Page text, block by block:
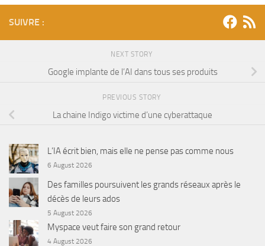
SUIVRE :
NEXT STORY
Google implante de l’AI dans tous ses produits
PREVIOUS STORY
La chaine Indigo victime d’une cyberattaque
L’IA écrit bien, mais elle ne pense pas comme nous
6 August 2026
Des familles poursuivent les grands réseaux après le
décès de leurs ados
5 August 2026
Myspace veut faire son grand retour
4 August 2026